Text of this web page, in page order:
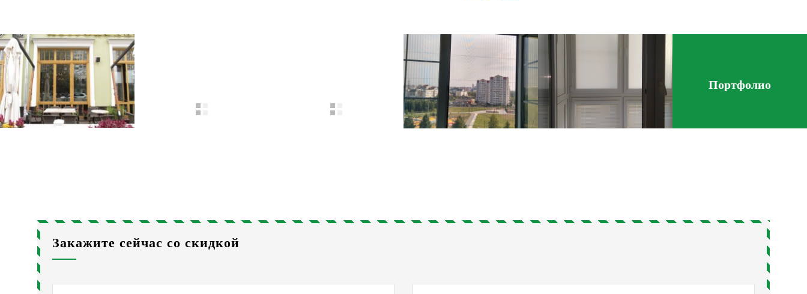
Портфолио
Закажите сейчас со скидкой